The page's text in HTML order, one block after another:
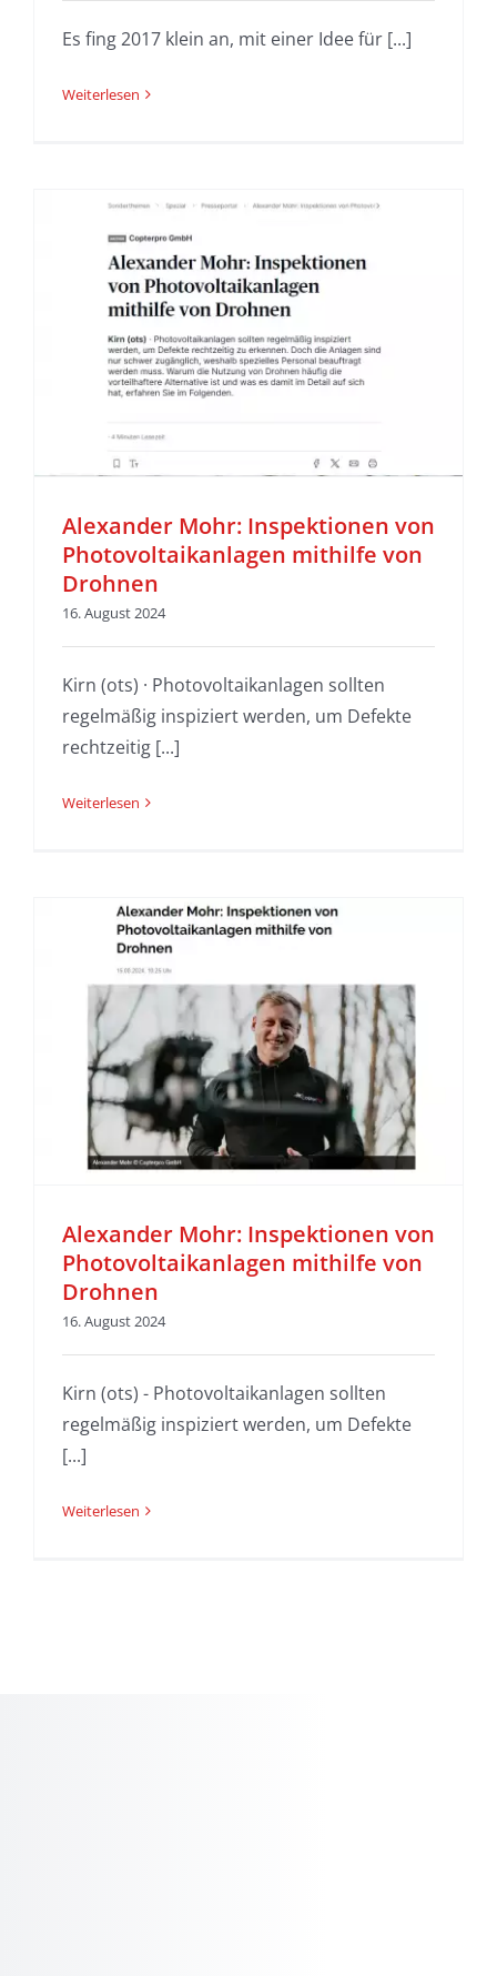
Es fing 2017 klein an, mit einer Idee für [...]
Weiterlesen
Alexander Mohr: Inspektionen von
Photovoltaikanlagen mithilfe von
Drohnen
16. August 2024
Kirn (ots) · Photovoltaikanlagen sollten
regelmäßig inspiziert werden, um Defekte
rechtzeitig [...]
Weiterlesen
Alexander Mohr: Inspektionen von
Photovoltaikanlagen mithilfe von
Drohnen
16. August 2024
Kirn (ots) - Photovoltaikanlagen sollten
regelmäßig inspiziert werden, um Defekte
[...]
Weiterlesen